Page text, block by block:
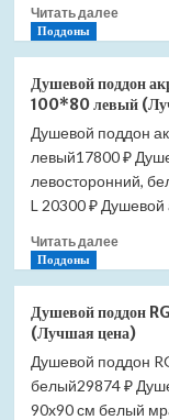
Читать далее
поддон
TRAY-
BB-
правый
Поддоны
Душевой поддон
100*80 левый
Душевой поддон
левый17800 ₽
левосторонний,
L 20300 ₽ Душевой
Читать далее
поддон
TRAY-
BB-
Поддоны
Душевой поддон
(Лучшая цена)
Душевой поддон
белый29874 ₽
90x90 см белый